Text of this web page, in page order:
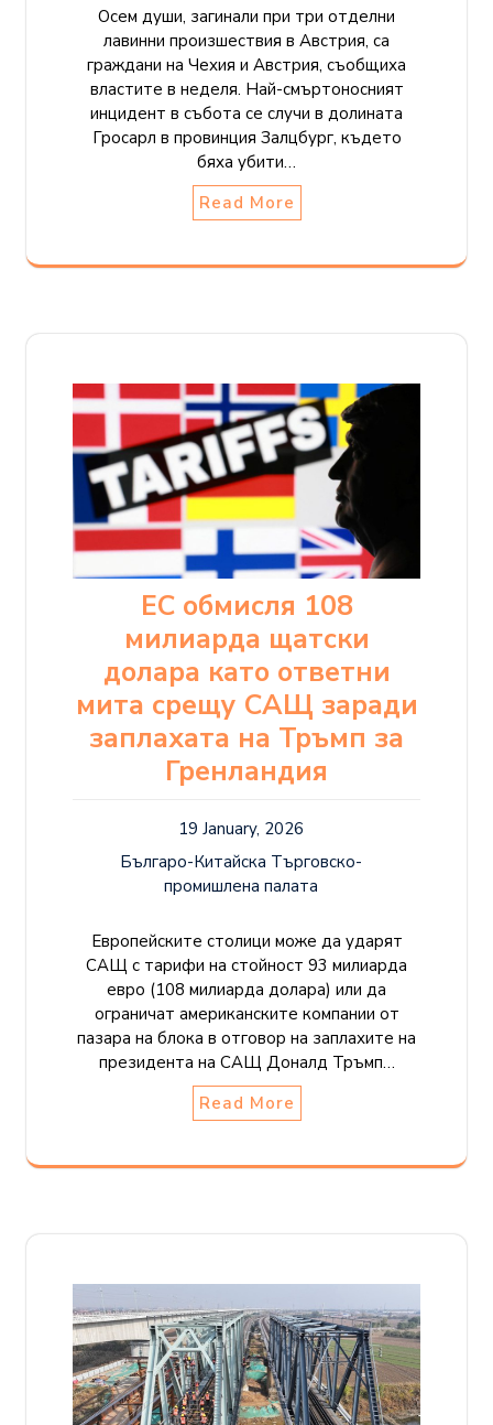
Осем души, загинали при три отделни
лавинни произшествия в Австрия, са
граждани на Чехия и Австрия, съобщиха
властите в неделя. Най-смъртоносният
инцидент в събота се случи в долината
Гросарл в провинция Залцбург, където
бяха убити…
Read More
ЕС обмисля 108
милиарда щатски
долара като ответни
мита срещу САЩ заради
заплахата на Тръмп за
Гренландия
19 January, 2026
Българо-Китайска Търговско-
промишлена палaта
Европейските столици може да ударят
САЩ с тарифи на стойност 93 милиарда
евро (108 милиарда долара) или да
ограничат американските компании от
пазара на блока в отговор на заплахите на
президента на САЩ Доналд Тръмп…
Read More